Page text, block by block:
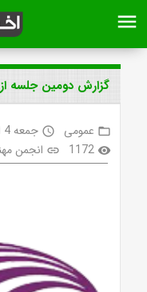
menu
گزارش دومین جلسه
folder_open عمومی access_time جمعه 4 اسفند 1396 ساعت 16:34
visibility
1172
link انجمن